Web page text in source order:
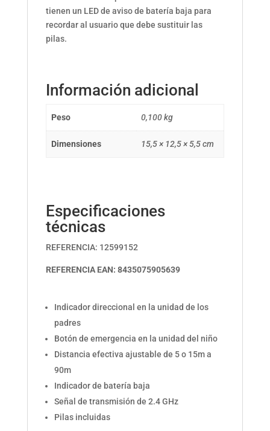
tienen un LED de aviso de batería baja para
recordar al usuario que debe sustituir las
pilas.
Información adicional
Peso 0,100 kg
Dimensiones 15,5 × 12,5 × 5,5 cm
Especificaciones
técnicas
REFERENCIA: 12599152
REFERENCIA EAN: 8435075905639
Indicador direccional en la unidad de los
padres
Botón de emergencia en la unidad del niño
Distancia efectiva ajustable de 5 o 15m a
90m
Indicador de batería baja
Señal de transmisión de 2.4 GHz
Pilas incluidas